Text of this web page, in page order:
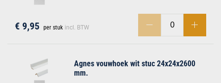
€ 9,95 per stuk incl. BTW
Agnes vouwhoek wit stuc 24x24x2600
mm.